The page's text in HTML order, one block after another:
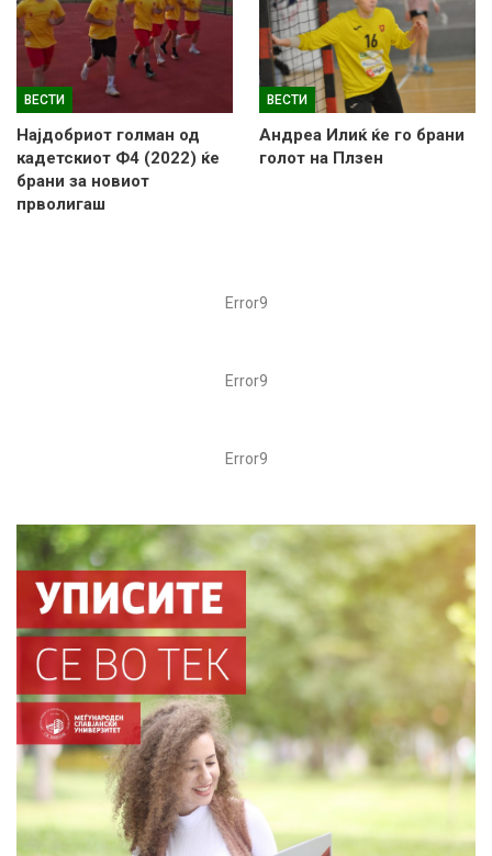
ВЕСТИ
Најдобриот голман од
кадетскиот Ф4 (2022) ќе
брани за новиот
прволигаш
ВЕСТИ
Андреа Илиќ ќе го брани
голот на Плзен
Error9
Error9
Error9